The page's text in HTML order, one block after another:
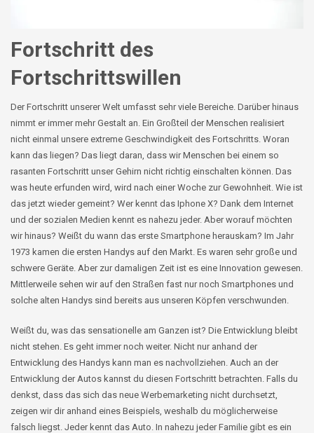
Fortschritt des
Fortschrittswillen
Der Fortschritt unserer Welt umfasst sehr viele Bereiche. Darüber hinaus
nimmt er immer mehr Gestalt an. Ein Großteil der Menschen realisiert
nicht einmal unsere extreme Geschwindigkeit des Fortschritts. Woran
kann das liegen? Das liegt daran, dass wir Menschen bei einem so
rasanten Fortschritt unser Gehirn nicht richtig einschalten können. Das
was heute erfunden wird, wird nach einer Woche zur Gewohnheit. Wie ist
das jetzt wieder gemeint? Wer kennt das Iphone X? Dank dem Internet
und der sozialen Medien kennt es nahezu jeder. Aber worauf möchten
wir hinaus? Weißt du wann das erste Smartphone herauskam? Im Jahr
1973 kamen die ersten Handys auf den Markt. Es waren sehr große und
schwere Geräte. Aber zur damaligen Zeit ist es eine Innovation gewesen.
Mittlerweile sehen wir auf den Straßen fast nur noch Smartphones und
solche alten Handys sind bereits aus unseren Köpfen verschwunden.
Weißt du, was das sensationelle am Ganzen ist? Die Entwicklung bleibt
nicht stehen. Es geht immer noch weiter. Nicht nur anhand der
Entwicklung des Handys kann man es nachvollziehen. Auch an der
Entwicklung der Autos kannst du diesen Fortschritt betrachten. Falls du
denkst, dass das sich das neue Werbemarketing nicht durchsetzt,
zeigen wir dir anhand eines Beispiels, weshalb du möglicherweise
falsch liegst. Jeder kennt das Auto. In nahezu jeder Familie gibt es ein